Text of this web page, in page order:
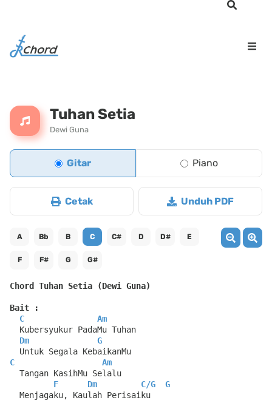
Tuhan Setia
Dewi Guna
Gitar Piano
Cetak Unduh PDF
A Bb B C C# D D# E
F F# G G#
Chord Tuhan Setia (Dewi Guna)
Bait :
C
Am
  Kubersyukur PadaMu Tuhan
Dm
G
  Untuk Segala KebaikanMu
C
Am
  Tangan KasihMu Selalu
F
Dm C/G
G
  Menjagaku, Kaulah Perisaiku